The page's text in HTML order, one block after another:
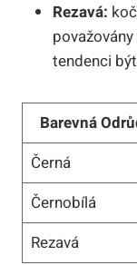
Rezavá:
tendenci
Barevná
Černá
Černobílá
Rezavá